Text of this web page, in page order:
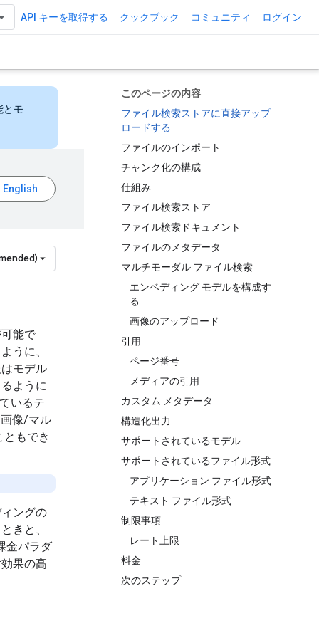
API キーを取得する クックブック コミュニティ ログイン
このページの内容
ファイル検索ストアに直接アップ
ロードする
ファイルのインポート
チャンク化の構成
仕組み
ファイル検索ストア
ファイル検索ドキュメント
ファイルのメタデータ
マルチモーダル ファイル検索
エンベディング モデルを構成す
る
画像のアップロード
引用
ページ番号
メディアの引用
カスタム メタデータ
構造化出力
サポートされているモデル
サポートされているファイル形式
アプリケーション ファイル形式
テキスト ファイル形式
制限事項
レート上限
料金
次のステップ
とモ
能で
うに、
モデル
ように
いるテ
像/マル
もでき
ングの
きと、
金パラダ
果の高